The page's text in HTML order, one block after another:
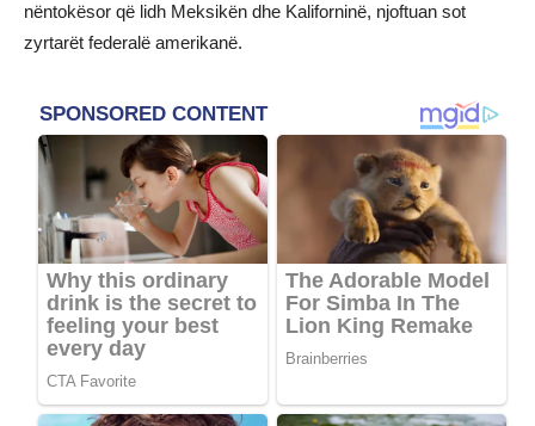
nëntokësor që lidh Meksikën dhe Kaliforninë, njoftuan sot
zyrtarët federalë amerikanë.